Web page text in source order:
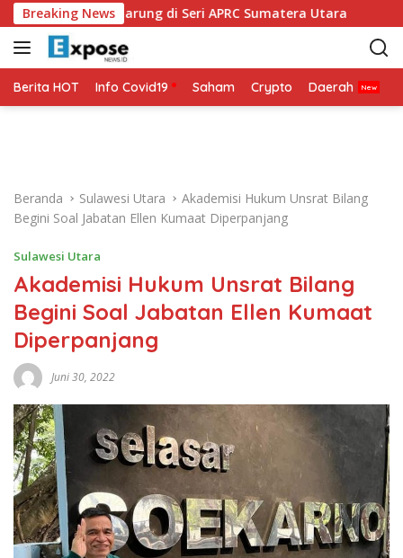
a
g
u
Breaking News
Siap Bertarung di Seri APRC Sumatera Utara
Berita HOT Info Covid19 Saham Crypto Daerah
Beranda Sulawesi Utara
Akademisi Hukum Unsrat Bilang
Begini Soal Jabatan Ellen Kumaat Diperpanjang
Sulawesi Utara
Akademisi Hukum Unsrat Bilang
Begini Soal Jabatan Ellen Kumaat
Diperpanjang
Juni 30, 2022